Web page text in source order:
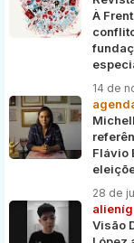
À
14 de
Flávio
28 de
Visão